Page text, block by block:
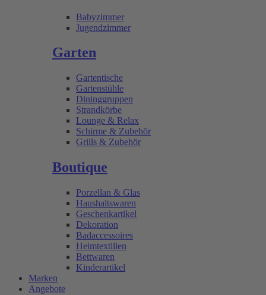
Babyzimmer
Jugendzimmer
Garten
Gartentische
Gartenstühle
Dininggruppen
Strandkörbe
Lounge & Relax
Schirme & Zubehör
Grills & Zubehör
Boutique
Porzellan & Glas
Haushaltswaren
Geschenkartikel
Dekoration
Badaccessoires
Heimtextilien
Bettwaren
Kinderartikel
Marken
Angebote